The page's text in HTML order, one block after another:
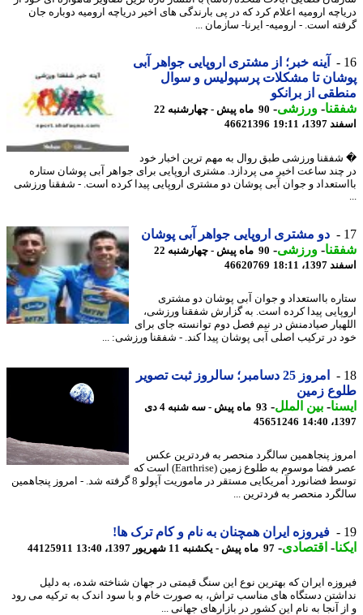
ارومیه اعلام کرد که در پی بارندگی های اخیر دریاچه ارومیه دوباره جان
است. - ارومیه- ایرنا- سازمان ...
آینه خبر؛ از مشتری اروپایی جواهر آبی
تا مشکلات پرسپولیس و سوال
از برانکو
-ورزشی-
90 ماه پیش - چهارشنبه 22
19:11
46621396
ورزشی طبق روال به مهم ترین اخبار خود
ساعت اخیر می پردازد. مشتری اروپایی برای جواهر آبی پوشان ستاره
و جوان آبی پوشان دو مشتری اروپایی پیدا کرده است. - شفقنا ورزشی
دو مشتری اروپایی جواهر آبی پوشان
-ورزشی-
90 ماه پیش - چهارشنبه 22
18:11
46620769
بااستعداد و جوان آبی پوشان دو مشتری
پیدا کرده است. به گزارش شفقنا ورزشی،
صیادمنش در نیم فصل دوم توانسته جای برای
در ترکیب اصلی آبی پوشان پیدا کند. - شفقنا ورزشی: ...
امروز 25 دسامبر؛ سالروز ثبت تصویر
زمین
-بین الملل-
93 ماه پیش - سه شنبه 4 دی
45651246
پنجاهمین سالگرد منحصر به فردترین عکس
عصر فضا موسوم به طلوع زمین (Earthrise) است که
توسط فضانورد آمریکایی مستقر در ماموریت آپولو 8 گرفته شد. - امروز پنجاهمین
منحصر به فردترین ...
فیروزه ایران همچنان به نام و کام ترک ها!
-اقتصادی-97 ماه پیش - یکشنبه 11 شهریور 1397، 13:40 44125911
ایران که بهترین نوع این سنگ قیمتی در جهان شناخته شده، به دلیل
دستگاه های مناسب تراش، به صورت خام و با سود اندک به ترکیه می رود
آنجا به نام این کشور در بازارهای جهانی ...